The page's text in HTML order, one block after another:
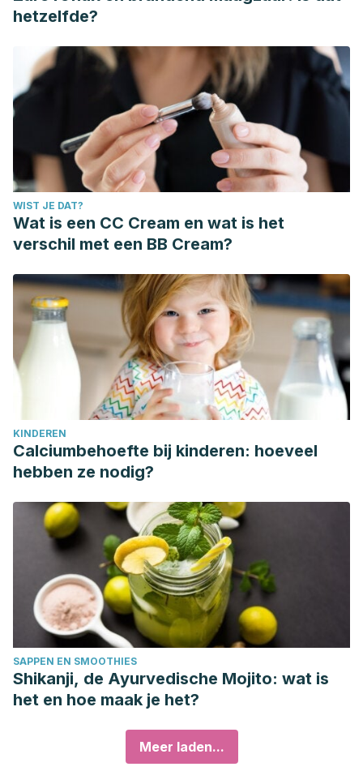
hetzelfde?
WIST JE DAT?
Wat is een CC Cream en wat is het
verschil met een BB Cream?
KINDEREN
Calciumbehoefte bij kinderen: hoeveel
hebben ze nodig?
SAPPEN EN SMOOTHIES
Shikanji, de Ayurvedische Mojito: wat is
het en hoe maak je het?
Meer laden...